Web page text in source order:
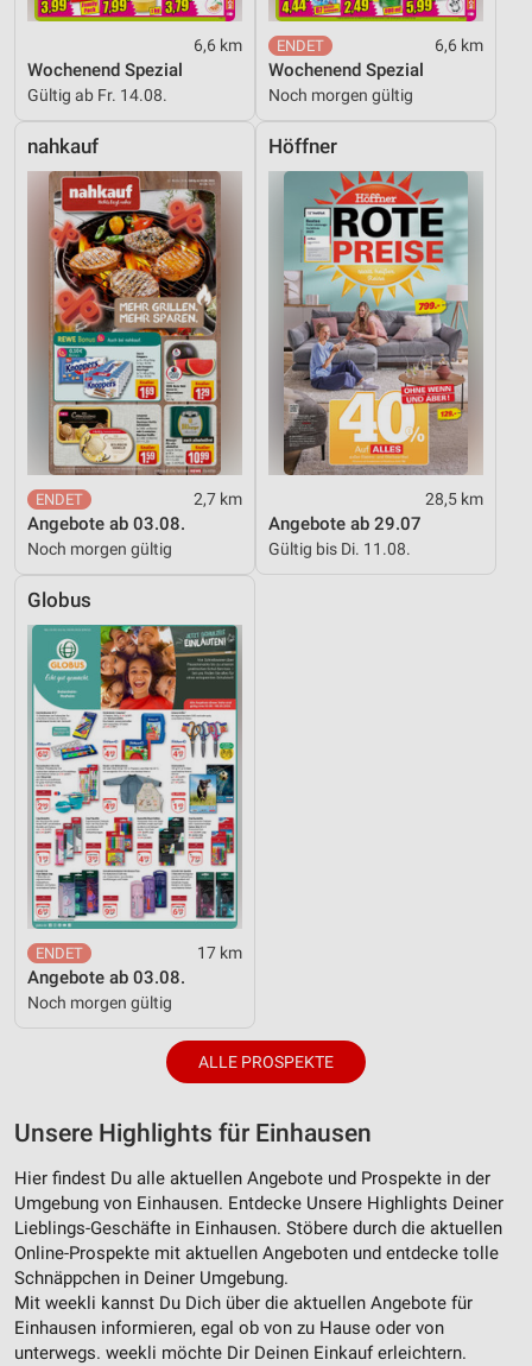
6,6 km
Wochenend Spezial
Gültig ab Fr. 14.08.
6,6 km
Wochenend Spezial
Noch morgen gültig
nahkauf
2,7 km
Angebote ab 03.08.
Noch morgen gültig
Höffner
28,5 km
Angebote ab 29.07
Gültig bis Di. 11.08.
Globus
17 km
Angebote ab 03.08.
Noch morgen gültig
ALLE PROSPEKTE
Unsere Highlights für Einhausen
Hier findest Du alle aktuellen Angebote und Prospekte in der
Umgebung von Einhausen. Entdecke Unsere Highlights Deiner
Lieblings-Geschäfte in Einhausen. Stöbere durch die aktuellen
Online-Prospekte mit aktuellen Angeboten und entdecke tolle
Schnäppchen in Deiner Umgebung.
Mit weekli kannst Du Dich über die aktuellen Angebote für
Einhausen informieren, egal ob von zu Hause oder von
unterwegs. weekli möchte Dir Deinen Einkauf erleichtern.
Funktional
Werbung